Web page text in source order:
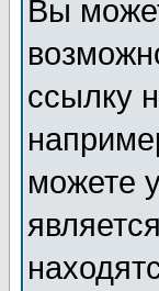
Вы
ссылку
можете